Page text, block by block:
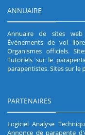
ANNUAIRE
Annuaire de sites
Événements de vol libre
Organismes officiels.
Tutoriels sur le
parapentistes.Sites sur le
PARTENAIRES
Logiciel Analyse
Annonce de parapente